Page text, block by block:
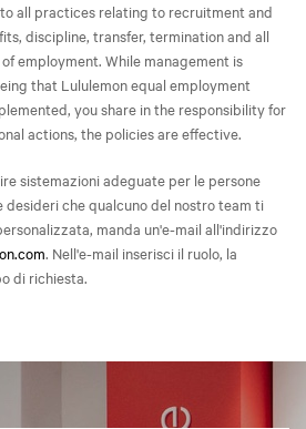
all practices relating to recruitment and
discipline, transfer, termination and all
employment. While management is
that Lululemon equal employment
you share in the responsibility for
actions, the policies are effective.
sistemazioni adeguate per le persone
che qualcuno del nostro team ti
manda un'e-mail all'indirizzo
. Nell'e-mail inserisci il ruolo, la
di richiesta.